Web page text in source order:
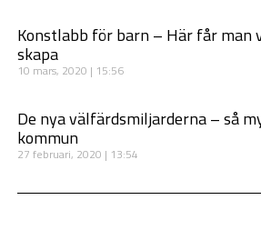
Konstlabb för barn – Här får man
skapa
10 mars, 2020 15:56
De nya välfärdsmiljarderna – så
kommun
27 februari, 2020 13:54